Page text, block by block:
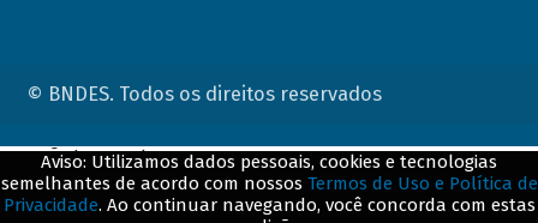
© BNDES. Todos os direitos reservados
Aviso: Utilizamos dados pessoais, cookies e tecnologias
semelhantes de acordo com nossos Termos de Uso e Política de
Privacidade. Ao continuar navegando, você concorda com estas
ConteÃºdo complementar
${title}${badge}